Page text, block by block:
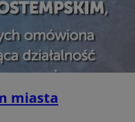
miasta